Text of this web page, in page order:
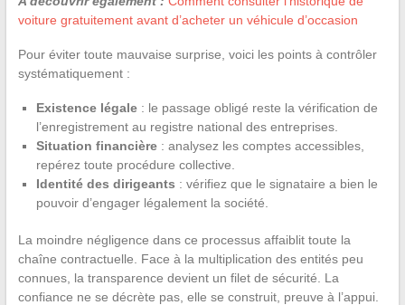
voiture gratuitement avant d’acheter un véhicule d’occasion
Pour éviter toute mauvaise surprise, voici les points à contrôler
systématiquement :
Existence légale: le passage obligé reste la vérification de
l’enregistrement au registre national des entreprises.
Situation financière: analysez les comptes accessibles,
repérez toute procédure collective.
Identité des dirigeants : vérifiez que le signataire a bien le
pouvoir d’engager légalement la société.
La moindre négligence dans ce processus affaiblit toute la
chaîne contractuelle. Face à la multiplication des entités peu
connues, la transparence devient un filet de sécurité. La
confiance ne se décrète pas, elle se construit, preuve à l’appui.